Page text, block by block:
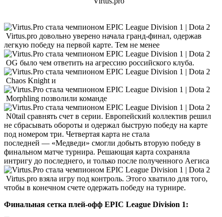
Virtus.pro довольно уверено начала гранд-финал, одержав
легкую победу на первой карте. Тем не менее
OG было чем ответить на агрессию российского клуба.
Chaos Knight и
Morphling позволили команде
N0tail сравнять счет в серии. Европейский коллектив решил
не сбрасывать обороты и одержал быструю победу на карте
под номером три. Четвертая карта не стала
последней — «Медведи» смогли добыть вторую победу в
финальном матче турнира. Решающая карта сохраняла
интригу до последнего, и только после полученного Аегиса
Virtus.pro взяла игру под контроль. Этого хватило для того,
чтобы в конечном счете одержать победу на турнире.
Финальная сетка плей-офф EPIC League Division 1: